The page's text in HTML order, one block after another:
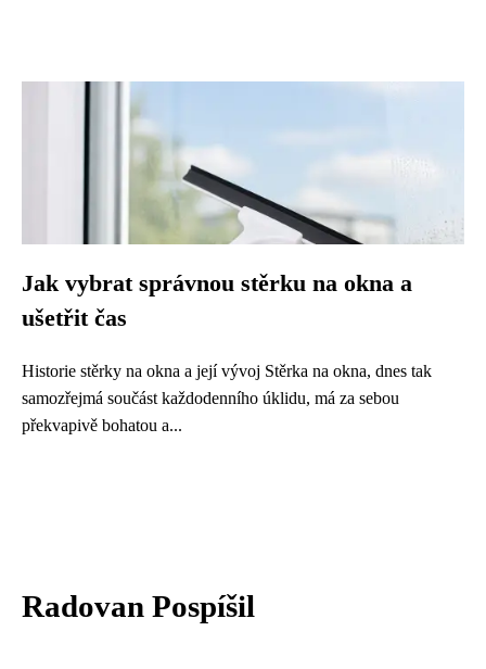
Jak vybrat správnou stěrku na okna a
ušetřit čas
Historie stěrky na okna a její vývoj Stěrka na okna, dnes tak
samozřejmá součást každodenního úklidu, má za sebou
překvapivě bohatou a...
Radovan Pospíšil